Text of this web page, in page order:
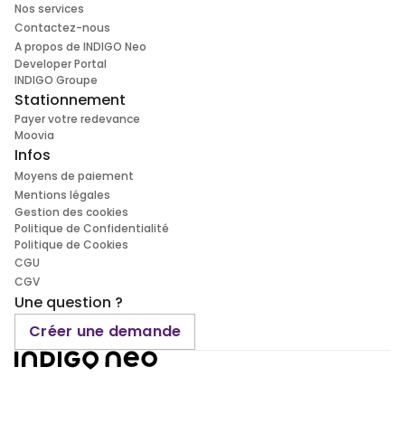
Nos services
Contactez-nous
A propos de INDIGO Neo
Developer Portal
INDIGO Groupe
Stationnement
Payer votre redevance
Moovia
Infos
Moyens de paiement
Mentions légales
Gestion des cookies
Politique de Confidentialité
Politique de Cookies
CGU
CGV
Une question ?
Créer une demande